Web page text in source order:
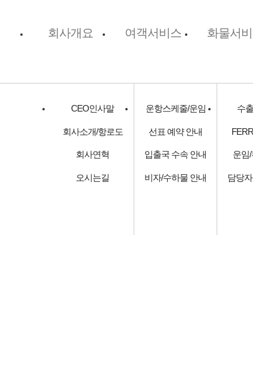
회사개요 여객서비스 화물서
CEO인사말
회사소개/항로도
회사연혁
오시는길
운항스케줄/운임
선표 예약 안내
입출국 수속 안내
비자/수하물 안내
수
운임
담당